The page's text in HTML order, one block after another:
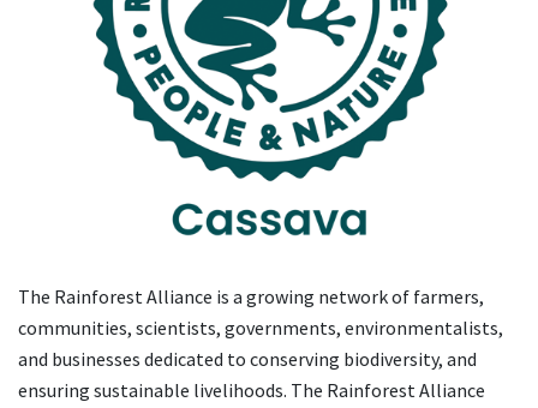
The Rainforest Alliance is a growing network of farmers,
communities, scientists, governments, environmentalists,
and businesses dedicated to conserving biodiversity, and
ensuring sustainable livelihoods. The Rainforest Alliance